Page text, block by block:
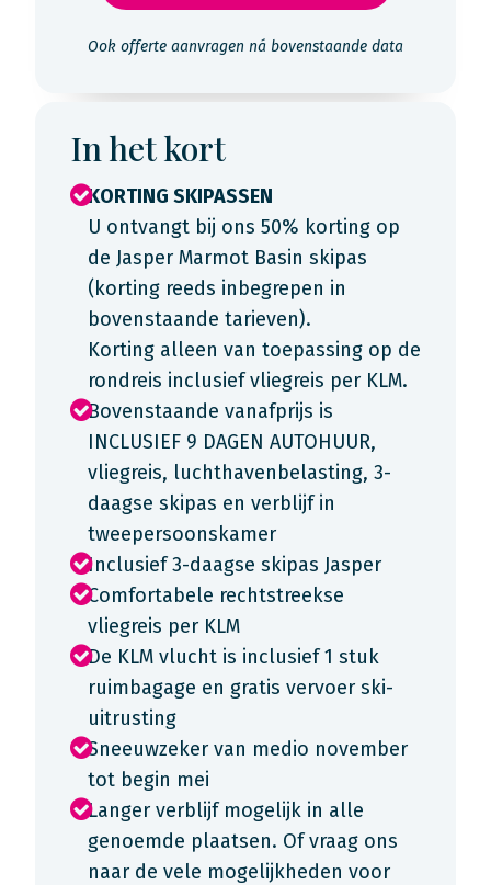
Ook offerte aanvragen ná bovenstaande data
In het kort
KORTING SKIPASSEN
U ontvangt bij ons 50% korting op
de Jasper Marmot Basin skipas
(korting reeds inbegrepen in
bovenstaande tarieven).
Korting alleen van toepassing op de
rondreis inclusief vliegreis per KLM.
Bovenstaande vanafprijs is
INCLUSIEF 9 DAGEN AUTOHUUR,
vliegreis, luchthavenbelasting, 3-
daagse skipas en verblijf in
tweepersoonskamer
Inclusief 3-daagse skipas Jasper
Comfortabele rechtstreekse
vliegreis per KLM
De KLM vlucht is inclusief 1 stuk
ruimbagage en gratis vervoer ski-
uitrusting
Sneeuwzeker van medio november
tot begin mei
Langer verblijf mogelijk in alle
genoemde plaatsen. Of vraag ons
naar de vele mogelijkheden voor